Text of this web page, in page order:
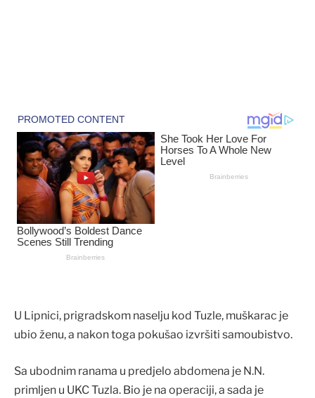
U Lipnici, prigradskom naselju kod Tuzle, muškarac je
ubio ženu, a nakon toga pokušao izvršiti samoubistvo.
Sa ubodnim ranama u predjelo abdomena je N.N.
primljen u UKC Tuzla. Bio je na operaciji, a sada je